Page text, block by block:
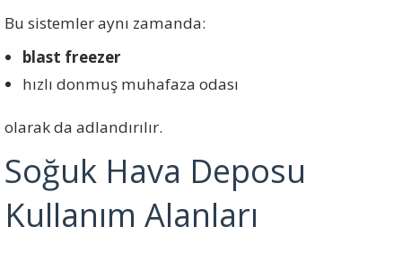
Bu sistemler aynı zamanda:
blast freezer
hızlı donmuş muhafaza odası
olarak da adlandırılır.
Soğuk Hava Deposu
Kullanım Alanları